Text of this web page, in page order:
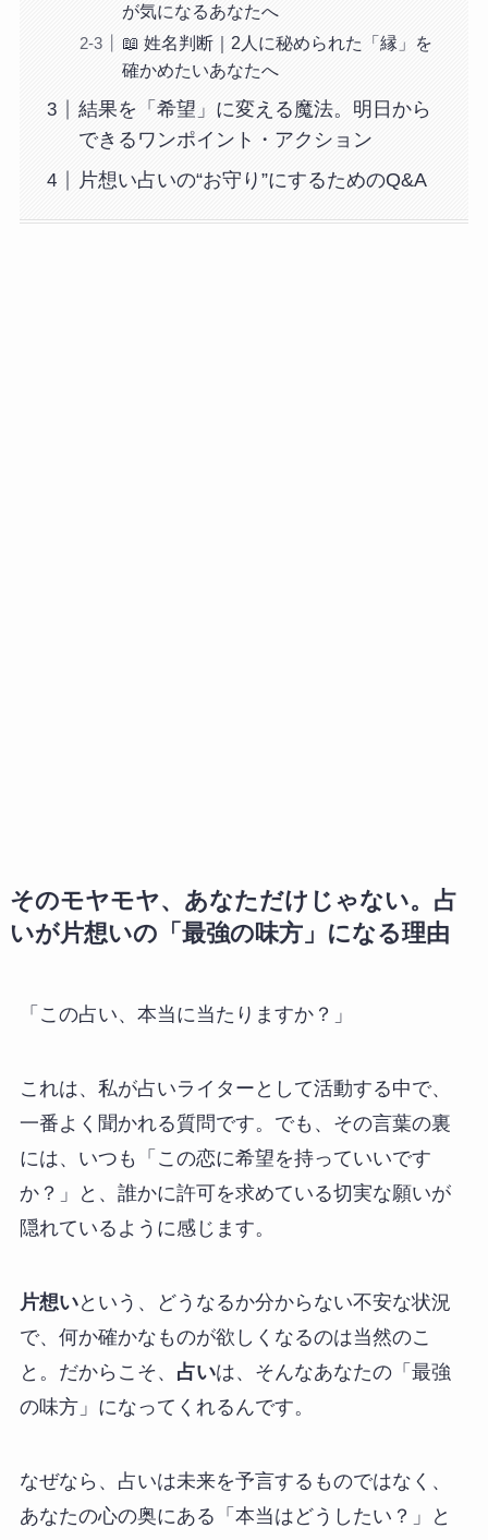
が気になるあなたへ
📖 姓名判断｜2人に秘められた「縁」を
確かめたいあなたへ
結果を「希望」に変える魔法。明日から
できるワンポイント・アクション
片想い占いの“お守り”にするためのQ&A
そのモヤモヤ、あなただけじゃない。占
いが片想いの「最強の味方」になる理由
「この占い、本当に当たりますか？」
これは、私が占いライターとして活動する中で、
一番よく聞かれる質問です。でも、その言葉の裏
には、いつも「この恋に希望を持っていいです
か？」と、誰かに許可を求めている切実な願いが
隠れているように感じます。
片想いという、どうなるか分からない不安な状況
で、何か確かなものが欲しくなるのは当然のこ
と。だからこそ、 占いは、そんなあなたの「最強
の味方」になってくれるんです。
なぜなら、占いは未来を予言するものではなく、
あなたの心の奥にある「本当はどうしたい？」と